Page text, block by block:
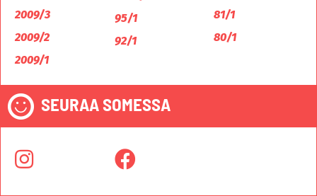
2009/3
2009/2
2009/1
95/1
92/1
81/1
80/1
SEURAA SOMESSA